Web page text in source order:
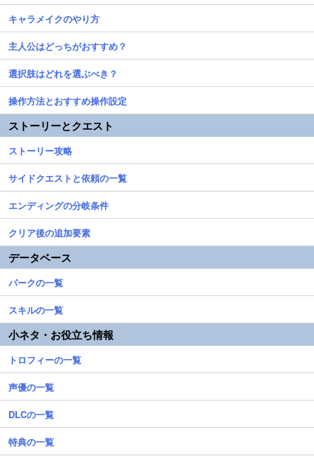
キャラメイクのやり方
主人公はどっちがおすすめ？
選択肢はどれを選ぶべき？
操作方法とおすすめ操作設定
ストーリーとクエスト
ストーリー攻略
サイドクエストと依頼の一覧
エンディングの分岐条件
クリア後の追加要素
データベース
パークの一覧
スキルの一覧
小ネタ・お役立ち情報
トロフィーの一覧
声優の一覧
DLCの一覧
特典の一覧